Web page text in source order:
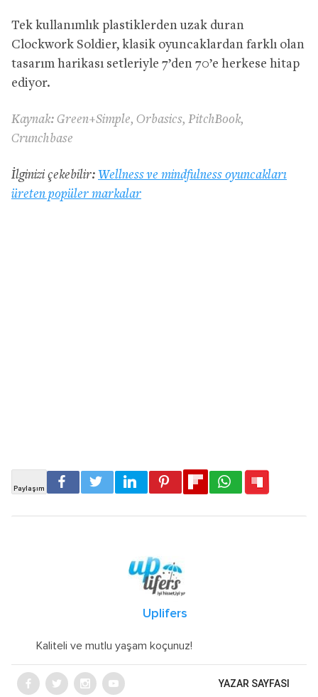
Tek kullanımlık plastiklerden uzak duran
Clockwork Soldier, klasik oyuncaklardan farklı olan
tasarım harikası setleriyle 7’den 70’e herkese hitap
ediyor.
Kaynak: Green+Simple, Orbasics, PitchBook,
Crunchbase
İlginizi çekebilir: Wellness ve mindfulness oyuncakları
üreten popüler markalar
Uplifers
Kaliteli ve mutlu yaşam koçunuz!
YAZAR SAYFASI